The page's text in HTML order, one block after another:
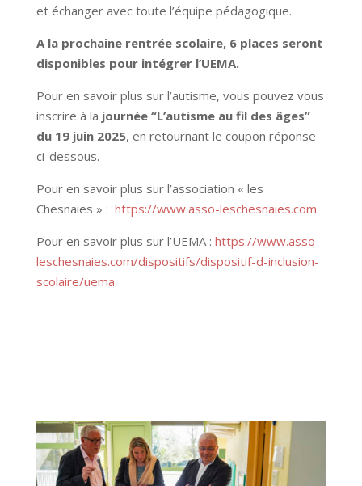
et échanger avec toute l’équipe pédagogique.
A la prochaine rentrée scolaire, 6 places seront
disponibles pour intégrer l’UEMA.
Pour en savoir plus sur l’autisme, vous pouvez vous
inscrire à la journée “L’autisme au fil des âges”
du 19 juin 2025, en retournant le coupon réponse
ci-dessous.
Pour en savoir plus sur l’association « les
Chesnaies » : https://www.asso-leschesnaies.com
Pour en savoir plus sur l’UEMA : https://www.asso-
leschesnaies.com/dispositifs/dispositif-d-inclusion-
scolaire/uema